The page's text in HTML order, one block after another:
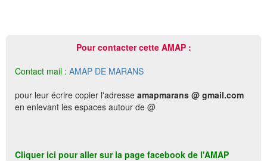
Pour contacter cette AMAP :
Contact mail : AMAP DE MARANS
pour leur écrire copier l'adresse amapmarans @ gmail.com
en enlevant les espaces autour de @
Cliquer ici pour aller sur la page facebook de l'AMAP